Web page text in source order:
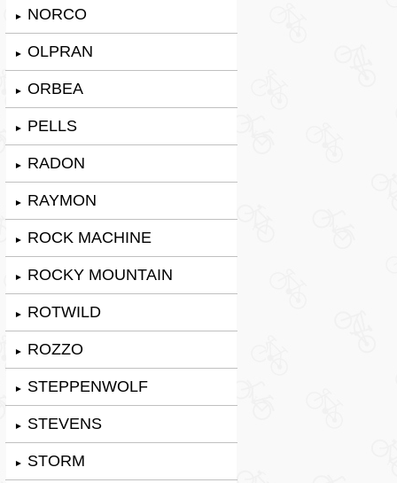
► NORCO
► OLPRAN
► ORBEA
► PELLS
► RADON
► RAYMON
► ROCK MACHINE
► ROCKY MOUNTAIN
► ROTWILD
► ROZZO
► STEPPENWOLF
► STEVENS
► STORM